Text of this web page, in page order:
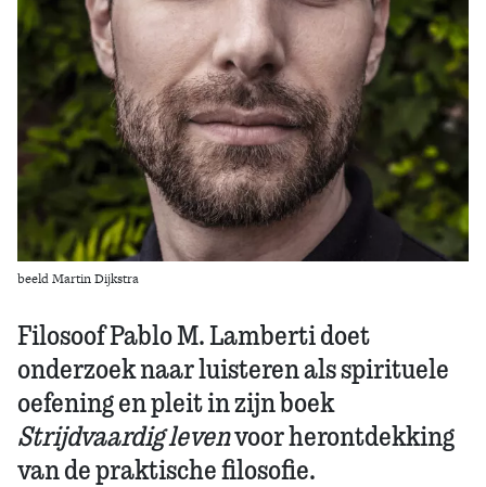
beeld Martin Dijkstra
Filosoof Pablo M. Lamberti doet
onderzoek naar luisteren als spirituele
oefening en pleit in zijn boek
Strijdvaardig levenvoor herontdekking
van de praktische filosofie.